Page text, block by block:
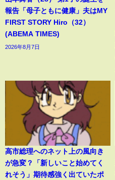
報告「母子ともに健康」夫はMY
FIRST STORY Hiro（32）
(ABEMA TIMES)
2026年8月7日
高市総理へのネット上の風向き
が急変？「新しいこと始めてく
れそう」期待感強く出ていたポ